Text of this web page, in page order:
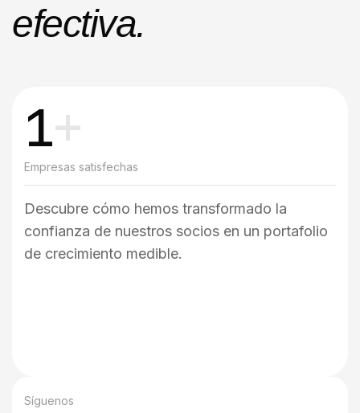
efectiva.
1+
Empresas satisfechas
Descubre cómo hemos transformado la
confianza de nuestros socios en un portafolio
de crecimiento medible.
Síguenos